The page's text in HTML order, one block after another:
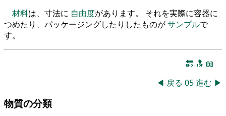
材料は、寸法に 自由度があります。 それを実際に容器に
つめたり、パッケージングしたりしたものがサンプルで
す。
🔚 🔝 📖
◀ 戻る 05進む ▶
物質の分類